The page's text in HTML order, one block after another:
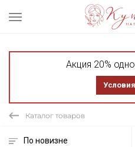
Акция 20%
Каталог товаров
По новизне